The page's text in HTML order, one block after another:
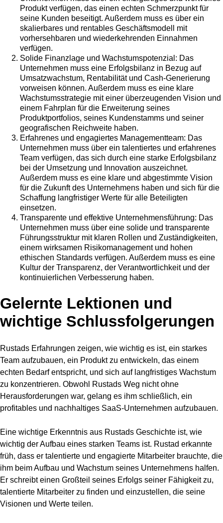
Produkt verfügen, das einen echten Schmerzpunkt für
seine Kunden beseitigt. Außerdem muss es über ein
skalierbares und rentables Geschäftsmodell mit
vorhersehbaren und wiederkehrenden Einnahmen
verfügen.
Solide Finanzlage und Wachstumspotenzial: Das
Unternehmen muss eine Erfolgsbilanz in Bezug auf
Umsatzwachstum, Rentabilität und Cash-Generierung
vorweisen können. Außerdem muss es eine klare
Wachstumsstrategie mit einer überzeugenden Vision und
einem Fahrplan für die Erweiterung seines
Produktportfolios, seines Kundenstamms und seiner
geografischen Reichweite haben.
Erfahrenes und engagiertes Managementteam: Das
Unternehmen muss über ein talentiertes und erfahrenes
Team verfügen, das sich durch eine starke Erfolgsbilanz
bei der Umsetzung und Innovation auszeichnet.
Außerdem muss es eine klare und abgestimmte Vision
für die Zukunft des Unternehmens haben und sich für die
Schaffung langfristiger Werte für alle Beteiligten
einsetzen.
Transparente und effektive Unternehmensführung: Das
Unternehmen muss über eine solide und transparente
Führungsstruktur mit klaren Rollen und Zuständigkeiten,
einem wirksamen Risikomanagement und hohen
ethischen Standards verfügen. Außerdem muss es eine
Kultur der Transparenz, der Verantwortlichkeit und der
kontinuierlichen Verbesserung haben.
Gelernte Lektionen und
wichtige Schlussfolgerungen
Rustads Erfahrungen zeigen, wie wichtig es ist, ein starkes
Team aufzubauen, ein Produkt zu entwickeln, das einem
echten Bedarf entspricht, und sich auf langfristiges Wachstum
zu konzentrieren. Obwohl Rustads Weg nicht ohne
Herausforderungen war, gelang es ihm schließlich, ein
profitables und nachhaltiges SaaS-Unternehmen aufzubauen.
Eine wichtige Erkenntnis aus Rustads Geschichte ist, wie
wichtig der Aufbau eines starken Teams ist. Rustad erkannte
früh, dass er talentierte und engagierte Mitarbeiter brauchte, die
ihm beim Aufbau und Wachstum seines Unternehmens halfen.
Er schreibt einen Großteil seines Erfolgs seiner Fähigkeit zu,
talentierte Mitarbeiter zu finden und einzustellen, die seine
Visionen und Werte teilen.